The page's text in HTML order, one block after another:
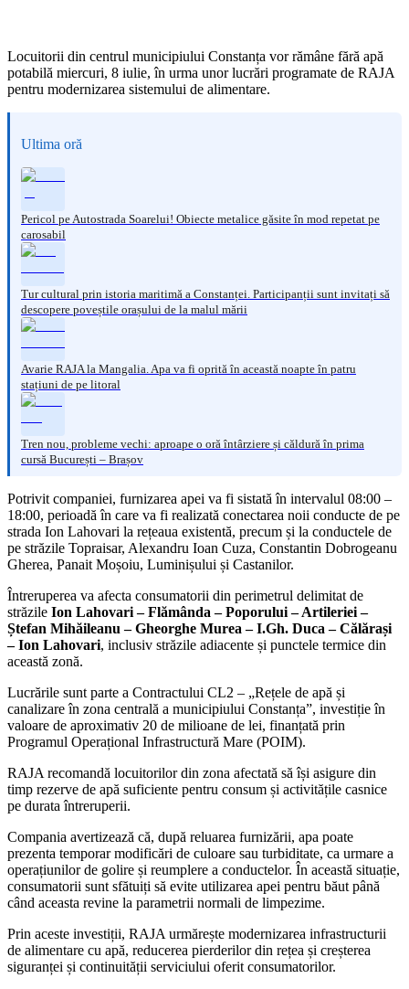
Locuitorii din centrul municipiului Constanța vor rămâne fără apă
potabilă miercuri, 8 iulie, în urma unor lucrări programate de RAJA
pentru modernizarea sistemului de alimentare.
Ultima oră
Pericol pe Autostrada Soarelui! Obiecte metalice găsite în mod repetat pe
carosabil
Tur cultural prin istoria maritimă a Constanței. Participanții sunt invitați să
descopere poveștile orașului de la malul mării
Avarie RAJA la Mangalia. Apa va fi oprită în această noapte în patru
stațiuni de pe litoral
Tren nou, probleme vechi: aproape o oră întârziere și căldură în prima
cursă București – Brașov
Potrivit companiei, furnizarea apei va fi sistată în intervalul 08:00 –
18:00, perioadă în care va fi realizată conectarea noii conducte de pe
strada Ion Lahovari la rețeaua existentă, precum și la conductele de
pe străzile Topraisar, Alexandru Ioan Cuza, Constantin Dobrogeanu
Gherea, Panait Moșoiu, Luminișului și Castanilor.
Întreruperea va afecta consumatorii din perimetrul delimitat de
străzile Ion Lahovari – Flămânda – Poporului – Artileriei –
Ștefan Mihăileanu – Gheorghe Murea – I.Gh. Duca – Călărași
– Ion Lahovari, inclusiv străzile adiacente și punctele termice din
această zonă.
Lucrările sunt parte a Contractului CL2 – „Rețele de apă și
canalizare în zona centrală a municipiului Constanța”, investiție în
valoare de aproximativ 20 de milioane de lei, finanțată prin
Programul Operațional Infrastructură Mare (POIM).
RAJA recomandă locuitorilor din zona afectată să își asigure din
timp rezerve de apă suficiente pentru consum și activitățile casnice
pe durata întreruperii.
Compania avertizează că, după reluarea furnizării, apa poate
prezenta temporar modificări de culoare sau turbiditate, ca urmare a
operațiunilor de golire și reumplere a conductelor. În această situație,
consumatorii sunt sfătuiți să evite utilizarea apei pentru băut până
când aceasta revine la parametrii normali de limpezime.
Prin aceste investiții, RAJA urmărește modernizarea infrastructurii
de alimentare cu apă, reducerea pierderilor din rețea și creșterea
siguranței și continuității serviciului oferit consumatorilor.